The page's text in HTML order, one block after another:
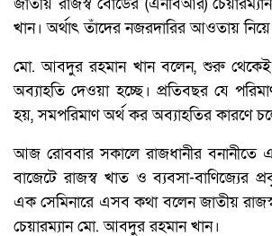
জাতীয় রাজস্ব বোর্ডের (এনবিআর)
খান। অর্থাৎ তাঁদের নজরদারির আওতায়
মো. আবদুর রহমান খান বলেন, শুরু থেকেই
অব্যাহতি দেওয়া হচ্ছে। প্রতিবছর যে
হয়, সমপরিমাণ অর্থ কর অব্যাহতির কারণে
আজ রোববার সকালে রাজধানীর বনানীতে
বাজেটে রাজস্ব খাত ও ব্যবসা-বাণিজ্যের
এক সেমিনারে এসব কথা বলেন জাতীয়
চেয়ারম্যান মো. আবদুর রহমান খান।